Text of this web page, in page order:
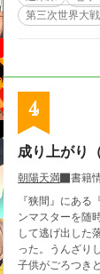
第三次世界大戦
4
成り上がり
朝陽天満
書籍
『狭間』にあ
ンマスターを随
して逃げ出した
った。うんざり
子供がごろつき